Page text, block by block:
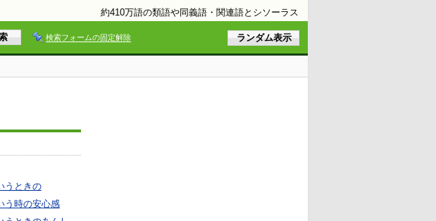
約410万語の類語や同義語・関連語とシソーラス
検索フォームの固定解除
うときの
う時の安心感